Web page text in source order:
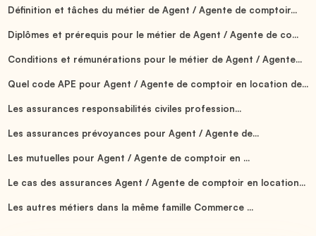
Définition et tâches du métier de Agent / Agente de comptoir...
Diplômes et prérequis pour le métier de Agent / Agente de co...
Conditions et rémunérations pour le métier de Agent / Agente...
Quel code APE pour Agent / Agente de comptoir en location de...
Les assurances responsabilités civiles profession...
Les assurances prévoyances pour Agent / Agente de...
Les mutuelles pour Agent / Agente de comptoir en ...
Le cas des assurances Agent / Agente de comptoir en location...
Les autres métiers dans la même famille Commerce ...